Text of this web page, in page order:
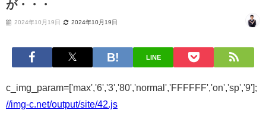
が・・・
2024年10月19日 2024年10月19日
LINE
c_img_param=['max','6','3','80','normal','FFFFFF','on','sp','9'];
//img-c.net/output/site/42.js